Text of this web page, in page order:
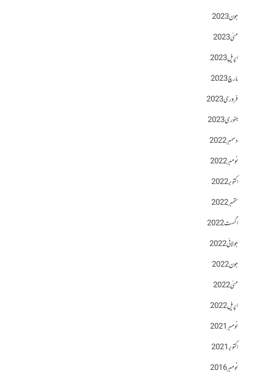
جون 2023
مئی 2023
اپریل 2023
مارچ 2023
فروری 2023
جنوری 2023
دسمبر 2022
نومبر 2022
اکتوبر 2022
ستمبر 2022
اگست 2022
جولائی 2022
جون 2022
مئی 2022
اپریل 2022
نومبر 2021
اکتوبر 2021
نومبر 2016